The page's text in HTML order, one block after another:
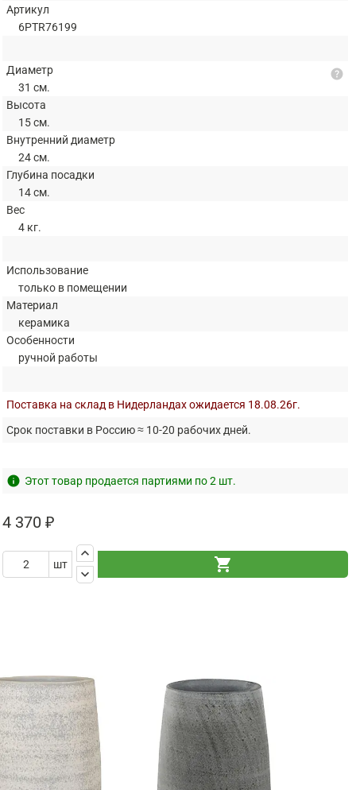
Артикул
6PTR76199
Диаметр
31 см.
Высота
15 см.
Внутренний диаметр
24 см.
Глубина посадки
14 см.
Вес
4 кг.
help
Использование
только в помещении
Материал
керамика
Особенности
ручной работы
Поставка на склад в Нидерландах ожидается 18.08.26г.
Срок поставки в Россию ≈ 10-20 рабочих дней.
info Этот товар продается партиями по 2 шт.
4 370 ₽
шт
keyboard_arrow_up
keyboard_arrow_down
shopping_cart